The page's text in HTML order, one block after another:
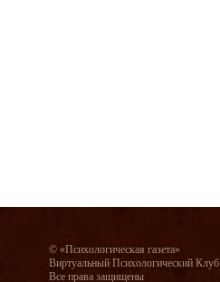
© «Психологическая газета»
Виртуальный Психологический Клуб
Все права защищены